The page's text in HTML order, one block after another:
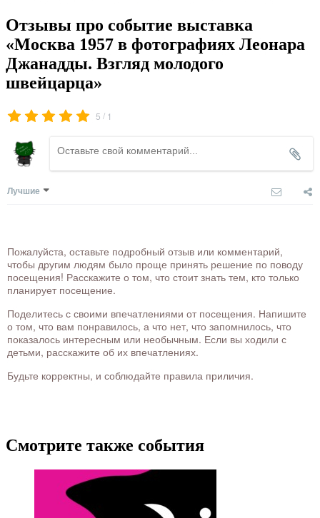
Отзывы про событие выставка
«Москва 1957 в фотографиях Леонара
Джанадды. Взгляд молодого
швейцарца»
5 / 1
Лучшие
Пожалуйста, оставьте подробный отзыв или комментарий,
чтобы другим людям было проще принять решение по поводу
посещения! Расскажите о том, что стоит знать тем, кто только
планирует посещение.
Поделитесь с своими впечатлениями от посещения. Напишите
о том, что вам понравилось, а что нет, что запомнилось, что
показалось интересным или необычным. Если вы ходили с
детьми, расскажите об их впечатлениях.
Будьте корректны, и соблюдайте правила приличия.
Смотрите также события